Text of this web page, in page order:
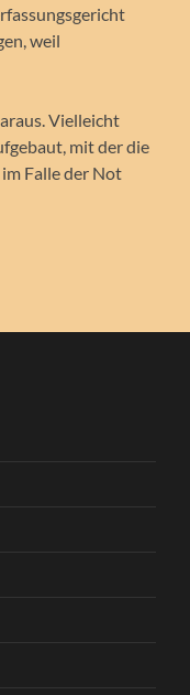
weil
Vielleicht
mit der die
Falle der Not